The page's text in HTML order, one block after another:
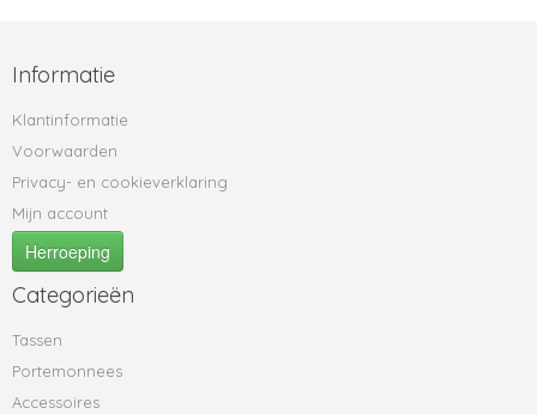
Informatie
Klantinformatie
Voorwaarden
Privacy- en cookieverklaring
Mijn account
Herroeping
Categorieën
Tassen
Portemonnees
Accessoires